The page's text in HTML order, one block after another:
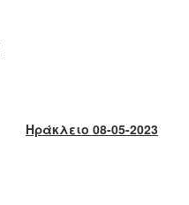
Ηράκλειο 08-05-2023